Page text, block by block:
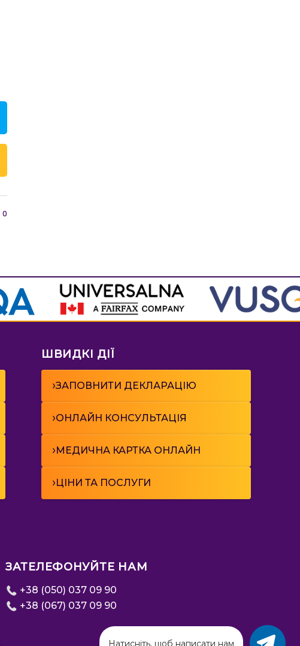
0
ШВИДКІ ДІЇ
›ЗАПОВНИТИ ДЕКЛАРАЦІЮ
›ОНЛАЙН КОНСУЛЬТАЦІЯ
›МЕДИЧНА КАРТКА ОНЛАЙН
›ЦІНИ ТА ПОСЛУГИ
ЗАТЕЛЕФОНУЙТЕ НАМ
+38 (050) 037 09 90
+38 (067) 037 09 90
Натисніть, щоб написати нам